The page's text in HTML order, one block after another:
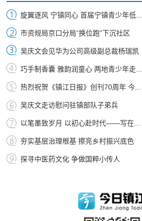
旋翼逐风 宁镇同心 首届宁镇青少年低...
市资规局京口分局“换位跑”下沉社区
吴庆文会见华为公司高级副总裁杨瑞凯
巧手制香囊 雅韵润童心 两地青少年走...
热烈祝贺《镇江日报》创刊70周年 今...
吴庆文走访慰问驻镇部队子弟兵
以笔墨致岁月 以初心赴时代——写在...
夯实基层治理根基 擦亮乡村振兴底色
探寻中医药文化 争做国粹小传人